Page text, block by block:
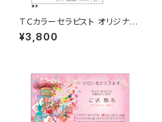
ＴＣカラーセラピスト オリジナル
名刺 50枚
¥3,800